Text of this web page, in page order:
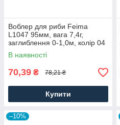
Воблер для риби Feima
L1047 95мм, вага 7,4г,
заглиблення 0-1,0м, колір 04
В наявності
70,39 ₴ 78,21 ₴
Купити
–10%